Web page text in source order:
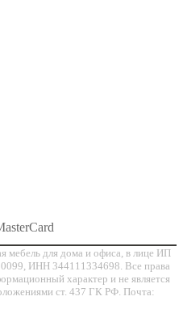
мебель для дома и офиса, в лице ИП
ИНН 344111334698. Все права
характер и не является
ст. 437 ГК РФ. Почта: